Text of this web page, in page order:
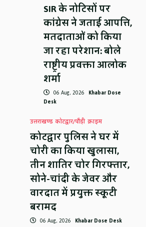
SIR के नोटिसों पर
कांग्रेस ने जताई आपत्ति,
मतदाताओं को किया
जा रहा परेशान: बोले
राष्ट्रीय प्रवक्ता आलोक
शर्मा
06 Aug, 2026 Khabar Dose
Desk
उत्तराखण्ड कोटद्वार/पौड़ी क्राइम
कोटद्वार पुलिस ने घर में
चोरी का किया खुलासा,
तीन शातिर चोर गिरफ्तार,
सोने-चांदी के जेवर और
वारदात में प्रयुक्त स्कूटी
बरामद
06 Aug, 2026 Khabar Dose Desk